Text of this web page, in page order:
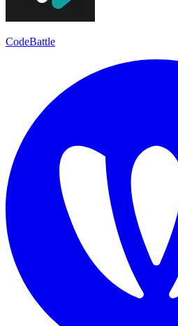
CodeBattle